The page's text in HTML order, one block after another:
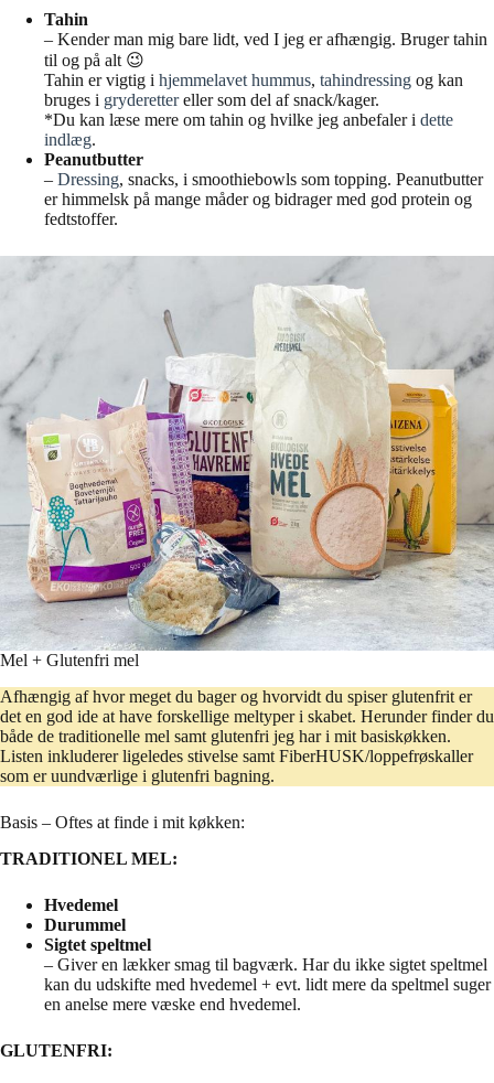
Tahin
– Kender man mig bare lidt, ved I jeg er afhængig. Bruger tahin
til og på alt 😉
Tahin er vigtig i hjemmelavet hummus, tahindressing og kan
bruges i gryderettereller som del af snack/kager.
*Du kan læse mere om tahin og hvilke jeg anbefaler i dette
indlæg.
Peanutbutter
– Dressing, snacks, i smoothiebowls som topping. Peanutbutter
er himmelsk på mange måder og bidrager med god protein og
fedtstoffer.
Mel + Glutenfri mel
Afhængig af hvor meget du bager og hvorvidt du spiser glutenfrit er
det en god ide at have forskellige meltyper i skabet. Herunder finder du
både de traditionelle mel samt glutenfri jeg har i mit basiskøkken.
Listen inkluderer ligeledes stivelse samt FiberHUSK/loppefrøskaller
som er uundværlige i glutenfri bagning.
Basis – Oftes at finde i mit køkken:
TRADITIONEL MEL:
Hvedemel
Durummel
Sigtet speltmel
– Giver en lækker smag til bagværk. Har du ikke sigtet speltmel
kan du udskifte med hvedemel + evt. lidt mere da speltmel suger
en anelse mere væske end hvedemel.
GLUTENFRI: